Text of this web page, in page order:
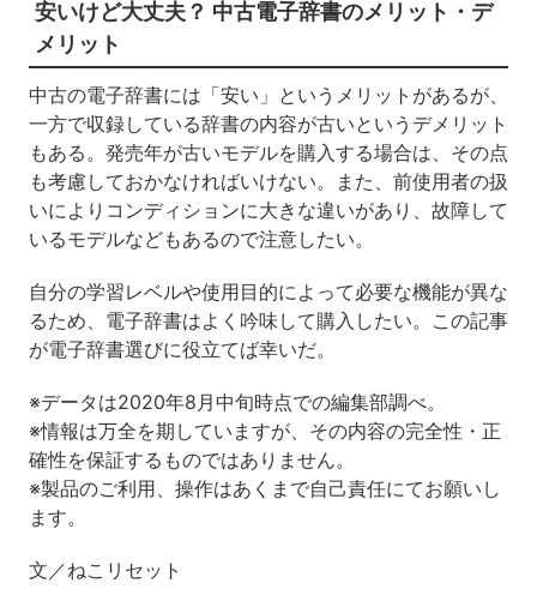
安いけど大丈夫？ 中古電子辞書のメリット・デ
メリット
中古の電子辞書には「安い」というメリットがあるが、
一方で収録している辞書の内容が古いというデメリット
もある。発売年が古いモデルを購入する場合は、その点
も考慮しておかなければいけない。また、前使用者の扱
いによりコンディションに大きな違いがあり、故障して
いるモデルなどもあるので注意したい。
自分の学習レベルや使用目的によって必要な機能が異な
るため、電子辞書はよく吟味して購入したい。この記事
が電子辞書選びに役立てば幸いだ。
※データは2020年8月中旬時点での編集部調べ。
※情報は万全を期していますが、その内容の完全性・正
確性を保証するものではありません。
※製品のご利用、操作はあくまで自己責任にてお願いし
ます。
文／ねこリセット